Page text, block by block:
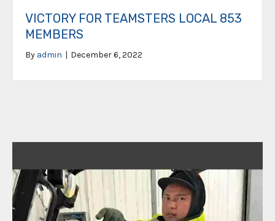
VICTORY FOR TEAMSTERS LOCAL 853
MEMBERS
By admin | December 6, 2022
Player